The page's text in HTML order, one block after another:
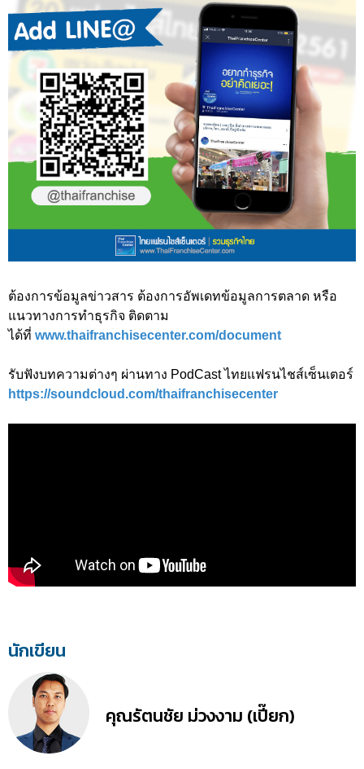
ต้องการข้อมูลข่าวสาร ต้องการอัพเดทข้อมูลการตลาด หรือ
แนวทางการทำธุรกิจ ติดตาม
ได้ที่ www.thaifranchisecenter.com/document
รับฟังบทความต่างๆ ผ่านทาง PodCast ไทยแฟรนไชส์เซ็นเตอร์
https://soundcloud.com/thaifranchisecenter
นักเขียน
คุณรัตนชัย ม่วงงาม (เปี๊ยก)